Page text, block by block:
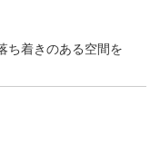
ち着きのある空間を